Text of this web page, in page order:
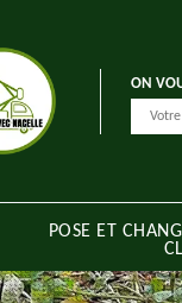
ON
POSE ET